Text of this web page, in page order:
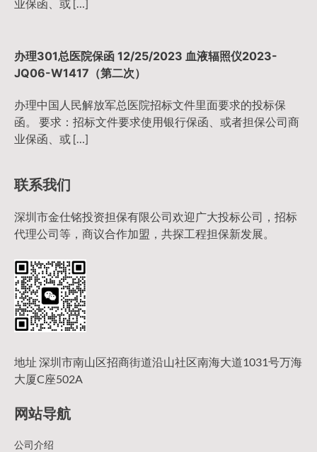
业保函、或 […]
办理301总医院保函 12/25/2023 血液辐照仪2023-
JQ06-W1417（第二次）
办理中国人民解放军总医院招标文件里面要求的投标保
函。 要求：招标文件要求使用银行保函、或者担保公司商
业保函、或 […]
联系我们
深圳市金仕铭投资担保有限公司欢迎广大投标公司，招标
代理公司等，商议合作加盟，共探工程担保新发展。
地址 深圳市南山区招商街道沿山社区南海大道1031号万海
大厦C座502A
网站导航
公司介绍